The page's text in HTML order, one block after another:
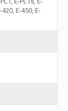
420, E-450, E-